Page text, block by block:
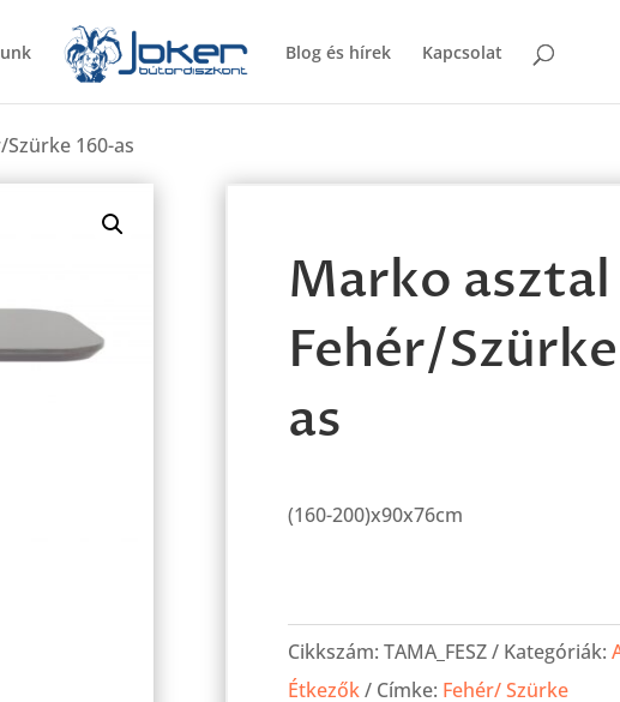
Blog és hírek Kapcsolat
160-as
Marko asztal
Fehér/
as
(160-200)x90x76cm
asztal
Fehér/Szürke
Cikkszám: TAMA_FESZ Kategóriák:
Étkezők
Címke: Fehér/ Szürke